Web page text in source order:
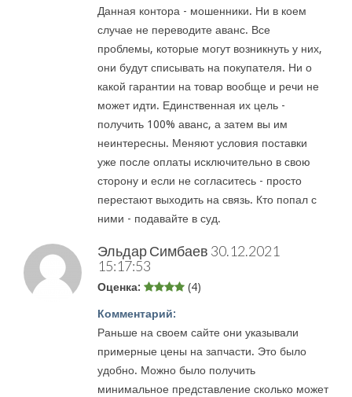
Данная контора - мошенники. Ни в коем
случае не переводите аванс. Все
проблемы, которые могут возникнуть у них,
они будут списывать на покупателя. Ни о
какой гарантии на товар вообще и речи не
может идти. Единственная их цель -
получить 100% аванс, а затем вы им
неинтересны. Меняют условия поставки
уже после оплаты исключительно в свою
сторону и если не согласитесь - просто
перестают выходить на связь. Кто попал с
ними - подавайте в суд.
Эльдар Симбаев 30.12.2021
15:17:53
Оценка: (4)
Комментарий:
Раньше на своем сайте они указывали
примерные цены на запчасти. Это было
удобно. Можно было получить
минимальное представление сколько может